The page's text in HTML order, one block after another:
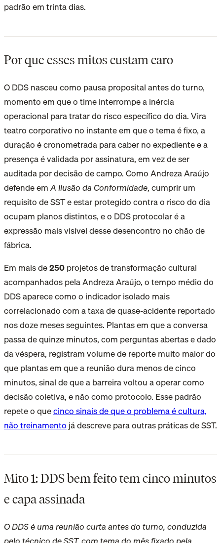
padrão em trinta dias.
Por que esses mitos custam caro
O DDS nasceu como pausa proposital antes do turno,
momento em que o time interrompe a inércia
operacional para tratar do risco específico do dia. Vira
teatro corporativo no instante em que o tema é fixo, a
duração é cronometrada para caber no expediente e a
presença é validada por assinatura, em vez de ser
auditada por decisão de campo. Como Andreza Araújo
defende emA Ilusão da Conformidade, cumprir um
requisito de SST e estar protegido contra o risco do dia
ocupam planos distintos, e o DDS protocolar é a
expressão mais visível desse desencontro no chão de
fábrica.
Em mais de250projetos de transformação cultural
acompanhados pela Andreza Araújo, o tempo médio do
DDS aparece como o indicador isolado mais
correlacionado com a taxa de quase-acidente reportado
nos doze meses seguintes. Plantas em que a conversa
passa de quinze minutos, com perguntas abertas e dado
da véspera, registram volume de reporte muito maior do
que plantas em que a reunião dura menos de cinco
minutos, sinal de que a barreira voltou a operar como
decisão coletiva, e não como protocolo. Esse padrão
repete o quecinco sinais de que o problema é cultura,
não treinamento já descreve para outras práticas de SST.
Mito 1: DDS bem feito tem cinco minutos
e capa assinada
O DDS é uma reunião curta antes do turno, conduzida